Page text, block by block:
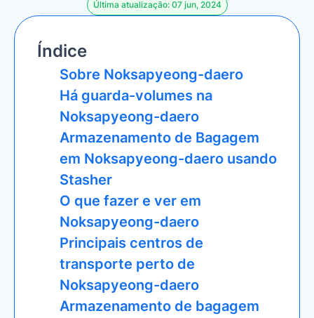
Última atualização: 07 jun, 2024
Índice
Sobre Noksapyeong-daero
Há guarda-volumes na
Noksapyeong-daero
Armazenamento de Bagagem
em Noksapyeong-daero usando
Stasher
O que fazer e ver em
Noksapyeong-daero
Principais centros de
transporte perto de
Noksapyeong-daero
Armazenamento de bagagem